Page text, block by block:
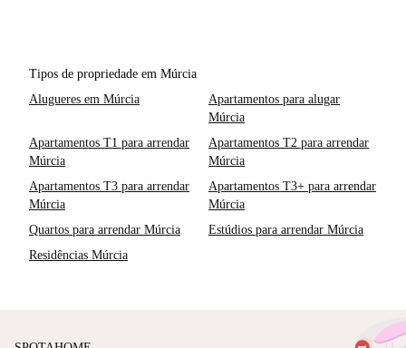
Tipos de propriedade em Múrcia
Alugueres em Múrcia
Apartamentos para alugar
Múrcia
Apartamentos T1 para arrendar
Múrcia
Apartamentos T2 para arrendar
Múrcia
Apartamentos T3 para arrendar
Múrcia
Apartamentos T3+ para arrendar
Múrcia
Quartos para arrendar Múrcia
Estúdios para arrendar Múrcia
Residências Múrcia